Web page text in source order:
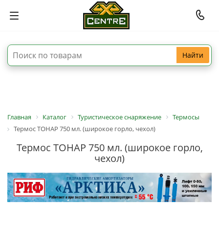
Найти
Главная Каталог Туристическое снаряжение
Термосы
Термос ТОНАР 750 мл. (широкое горло, чехол)
Термос ТОНАР 750 мл. (широкое горло,
чехол)